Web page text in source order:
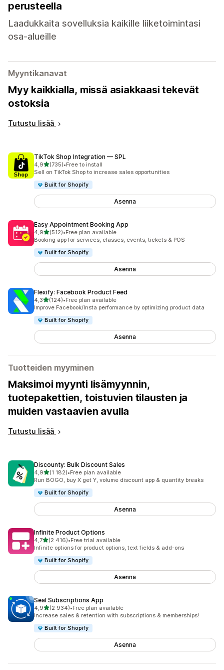
perusteella
Laadukkaita sovelluksia kaikille liiketoimintasi
osa-alueille
Myyntikanavat
Myy kaikkialla, missä asiakkaasi tekevät
ostoksia
Tutustu lisää
TikTok Shop Integration — SPL
4,9/ 5 tähteä
(735)
735 arvostelua yhteensä
•Free to install
Sell on TikTok Shop to increase sales opportunities
Built for Shopify
Asenna
Easy Appointment Booking App
4,9/ 5 tähteä
(512)
512 arvostelua yhteensä
•Free plan available
Booking app for services, classes, events, tickets & POS
Built for Shopify
Asenna
Flexify: Facebook Product Feed
4,3/ 5 tähteä
(124)
124 arvostelua yhteensä
•Free plan available
Improve Facebook/Insta performance by optimizing product data
Built for Shopify
Asenna
Tuotteiden myyminen
Maksimoi myynti lisämyynnin,
tuotepakettien, toistuvien tilausten ja
muiden vastaavien avulla
Tutustu lisää
Discounty: Bulk Discount Sales
4,9/ 5 tähteä
(1 182)
1182 arvostelua yhteensä
•Free plan available
Run BOGO, buy X get Y, volume discount app & quantity breaks
Built for Shopify
Asenna
Infinite Product Options
4,7/ 5 tähteä
(2 416)
2416 arvostelua yhteensä
•Free trial available
Infinite options for product options, text fields & add-ons
Built for Shopify
Asenna
Seal Subscriptions App
4,9/ 5 tähteä
(2 934)
2934 arvostelua yhteensä
•Free plan available
Increase sales & retention with subscriptions & memberships!
Built for Shopify
Asenna